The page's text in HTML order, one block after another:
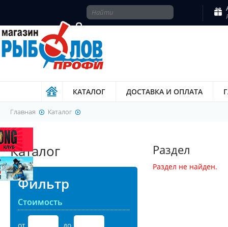
КАТАЛОГ ДОСТАВКА И ОПЛАТА
Главная Каталог
Каталог
Фильтр
Стоимость
Раздел
Раздел не найден.